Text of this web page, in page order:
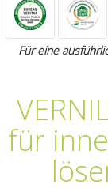
Für eine
für